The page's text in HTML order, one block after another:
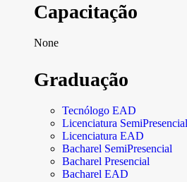
Capacitação
None
Graduação
Tecnólogo EAD
Licenciatura SemiPresencial
Licenciatura EAD
Bacharel SemiPresencial
Bacharel Presencial
Bacharel EAD